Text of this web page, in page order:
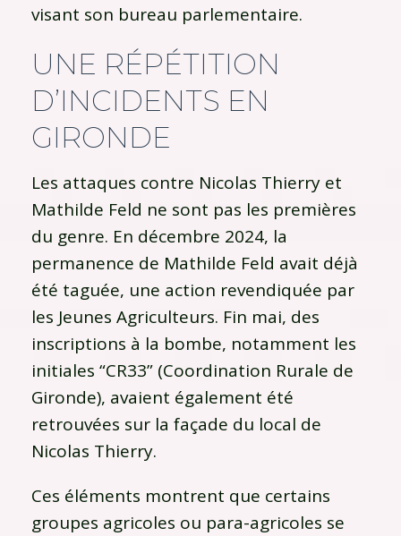
visant son bureau parlementaire.
UNE RÉPÉTITION
D’INCIDENTS EN
GIRONDE
Les attaques contre Nicolas Thierry et
Mathilde Feld ne sont pas les premières
du genre. En décembre 2024, la
permanence de Mathilde Feld avait déjà
été taguée, une action revendiquée par
les Jeunes Agriculteurs. Fin mai, des
inscriptions à la bombe, notamment les
initiales “CR33” (Coordination Rurale de
Gironde), avaient également été
retrouvées sur la façade du local de
Nicolas Thierry.
Ces éléments montrent que certains
groupes agricoles ou para-agricoles se